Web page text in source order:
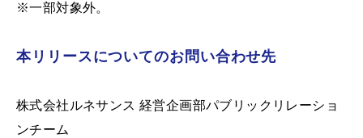
※一部対象外。
本リリースについてのお問い合わせ先
株式会社ルネサンス 経営企画部パブリックリレーショ
ンチーム